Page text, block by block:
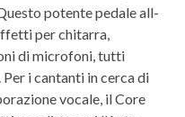
potente pedale all-
per chitarra,
di microfoni, tutti
i cantanti in cerca di
vocale, il Core